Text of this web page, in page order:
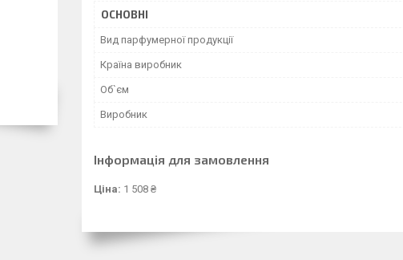
ОСНОВНІ
Вид парфумерної продукції
Країна виробник
Об`єм
Виробник
Інформація для замовлення
Ціна: 1 508 ₴